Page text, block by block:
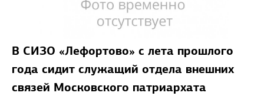
В СИЗО «Лефортово» с лета прошлого
года сидит служащий отдела внешних
связей Московского патриархата